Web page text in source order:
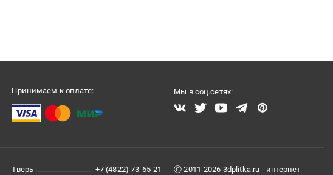
Принимаем к оплате: Мы в соц.сетях:
Тверь
+7 (4822) 73-65-21
Ⓒ 2011-2026 3dplitka.ru - интернет-